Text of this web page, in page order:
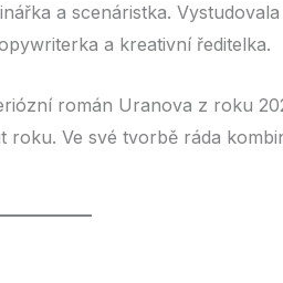
a scenáristka.
a kreativní ředitelka.
román Uranova z roku
roku. Ve své tvorbě ráda